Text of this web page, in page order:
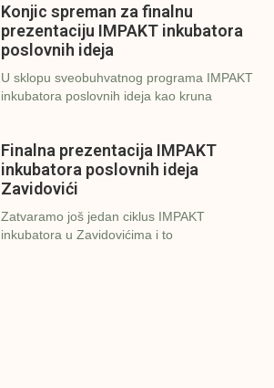
Konjic spreman za finalnu
prezentaciju IMPAKT inkubatora
poslovnih ideja
U sklopu sveobuhvatnog programa IMPAKT
inkubatora poslovnih ideja kao kruna
Finalna prezentacija IMPAKT
inkubatora poslovnih ideja
Zavidovići
Zatvaramo još jedan ciklus IMPAKT
inkubatora u Zavidovićima i to